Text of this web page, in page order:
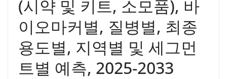
(시약 및 키트, 소모품), 바
이오마커별, 질병별, 최종
용도별, 지역별 및 세그먼
트별 예측, 2025-2033